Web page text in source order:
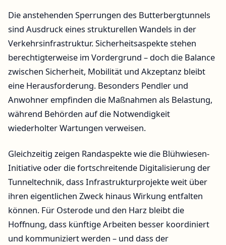
Die anstehenden Sperrungen des Butterbergtunnels
sind Ausdruck eines strukturellen Wandels in der
Verkehrsinfrastruktur. Sicherheitsaspekte stehen
berechtigterweise im Vordergrund – doch die Balance
zwischen Sicherheit, Mobilität und Akzeptanz bleibt
eine Herausforderung. Besonders Pendler und
Anwohner empfinden die Maßnahmen als Belastung,
während Behörden auf die Notwendigkeit
wiederholter Wartungen verweisen.
Gleichzeitig zeigen Randaspekte wie die Blühwiesen-
Initiative oder die fortschreitende Digitalisierung der
Tunneltechnik, dass Infrastrukturprojekte weit über
ihren eigentlichen Zweck hinaus Wirkung entfalten
können. Für Osterode und den Harz bleibt die
Hoffnung, dass künftige Arbeiten besser koordiniert
und kommuniziert werden – und dass der